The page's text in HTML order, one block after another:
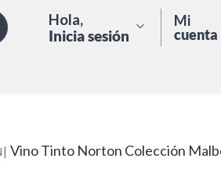
Hola,
Inicia sesión
Mi
cuenta
| Vino Tinto Norton Colección